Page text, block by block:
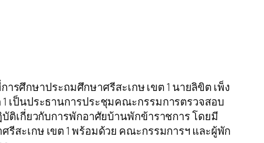
รศึกษาประถมศึกษาศรีสะเกษ เขต 1 นายลิขิต เพ็ง
เป็นประธานการประชุมคณะกรรมการตรวจสอบ
ติเกี่ยวกับการพักอาศัยบ้านพักข้าราชการ โดยมี
สะเกษ เขต 1 พร้อมด้วย คณะกรรมการฯ และผู้พัก